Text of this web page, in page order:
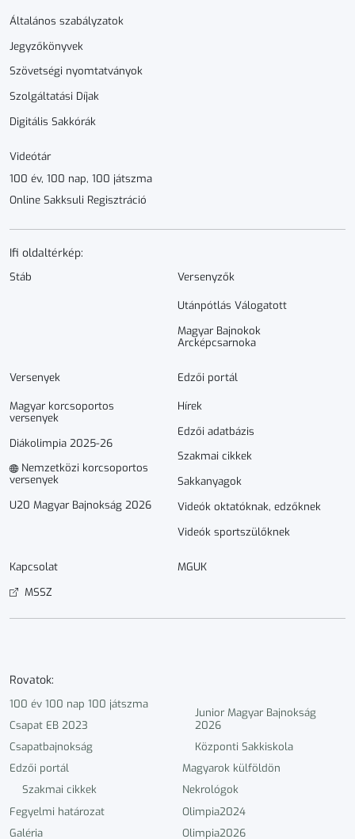
Általános szabályzatok
Jegyzőkönyvek
Szövetségi nyomtatványok
Szolgáltatási Díjak
Digitális Sakkórák
Videótár
100 év, 100 nap, 100 játszma
Online Sakksuli Regisztráció
Ifi oldaltérkép:
Stáb Versenyzők
Utánpótlás Válogatott
Magyar Bajnokok
Arcképcsarnoka
Versenyek
Magyar korcsoportos
versenyek
Diákolimpia 2025-26
Nemzetközi korcsoportos
versenyek
U20 Magyar Bajnokság 2026
Edzői portál
Hírek
Edzői adatbázis
Szakmai cikkek
Sakkanyagok
Videók oktatóknak, edzőknek
Videók sportszülőknek
Kapcsolat
MGUK
MSSZ
Rovatok:
100 év 100 nap 100 játszma
Csapat EB 2023
Csapatbajnokság
Edzői portál
Szakmai cikkek
Fegyelmi határozat
Galéria
Junior Magyar Bajnokság
2026
Központi Sakkiskola
Magyarok külföldön
Nekrológok
Olimpia2024
Olimpia2026